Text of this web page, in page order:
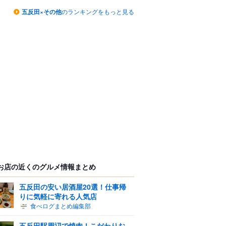
五反田×その他のランキングをもっと見る
店の近くのグルメ情報まとめ
五反田の安い居酒屋20選！仕事帰
りに気軽に寄れる人気店
食べログまとめ編集部